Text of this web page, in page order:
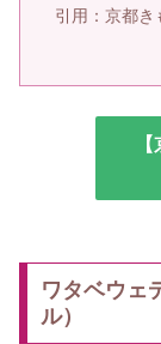
引用：京都き
ワタベウェ
ル）